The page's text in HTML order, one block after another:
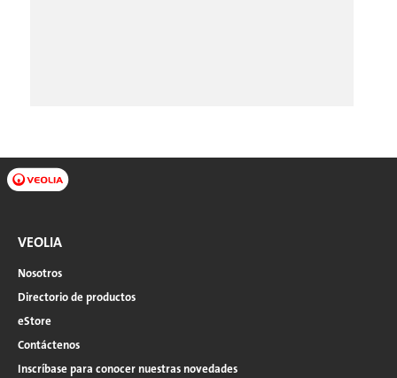
VEOLIA
Nosotros
Directorio de productos
eStore
Contáctenos
Inscríbase para conocer nuestras novedades